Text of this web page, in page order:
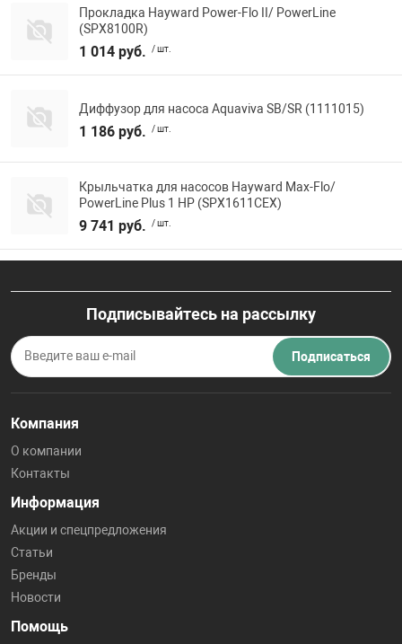
Прокладка Hayward Power-Flo II/ PowerLine
(SPX8100R)
1 014 руб. / шт.
Диффузор для насоса Aquaviva SB/SR (1111015)
1 186 руб. / шт.
Крыльчатка для насосов Hayward Max-Flo/
PowerLine Plus 1 НР (SPX1611CEX)
9 741 руб. / шт.
Подписывайтесь на рассылку
Подписаться
Компания
О компании
Контакты
Информация
Акции и спецпредложения
Статьи
Бренды
Новости
Помощь